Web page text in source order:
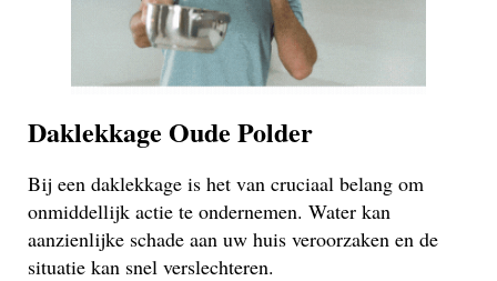
Daklekkage Oude Polder
Bij een daklekkage is het van cruciaal belang om
onmiddellijk actie te ondernemen. Water kan
aanzienlijke schade aan uw huis veroorzaken en de
situatie kan snel verslechteren.